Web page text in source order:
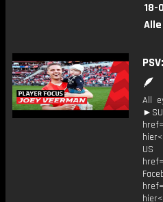
18-
🪶
All